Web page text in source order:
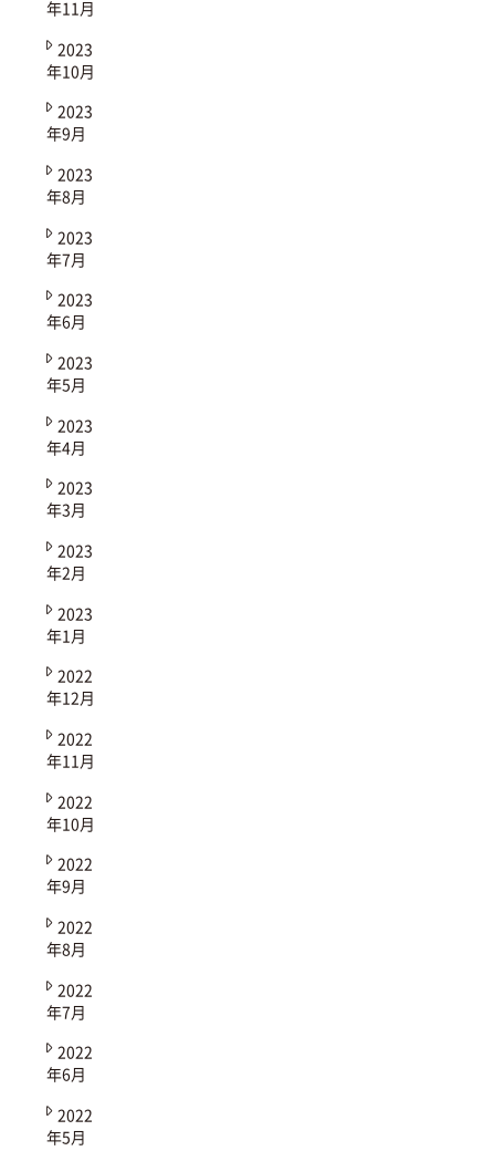
年11月
2023
年10月
2023
年9月
2023
年8月
2023
年7月
2023
年6月
2023
年5月
2023
年4月
2023
年3月
2023
年2月
2023
年1月
2022
年12月
2022
年11月
2022
年10月
2022
年9月
2022
年8月
2022
年7月
2022
年6月
2022
年5月